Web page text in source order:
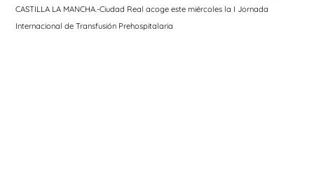
CASTILLA LA MANCHA.-Ciudad Real acoge este miércoles la I Jornada
Internacional de Transfusión Prehospitalaria